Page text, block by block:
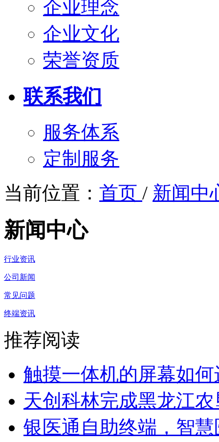
企业理念
企业文化
荣誉资质
联系我们
服务体系
定制服务
当前位置： 首页 / 新闻中
新闻中心
行业资讯
公司新闻
常见问题
终端资讯
推荐阅读
触摸一体机的屏幕如何
天创科林完成黑龙江
银医通自助终端，智慧